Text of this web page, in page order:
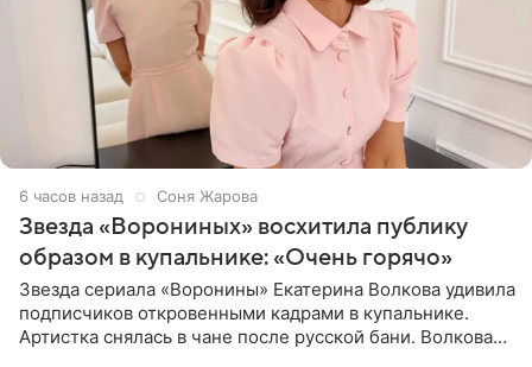
6 часов назад Соня Жарова
Звезда «Ворониных» восхитила публику
образом в купальнике: «Очень горячо»
Звезда сериала «Воронины» Екатерина Волкова удивила
подписчиков откровенными кадрами в купальнике.
Артистка снялась в чане после русской бани. Волкова